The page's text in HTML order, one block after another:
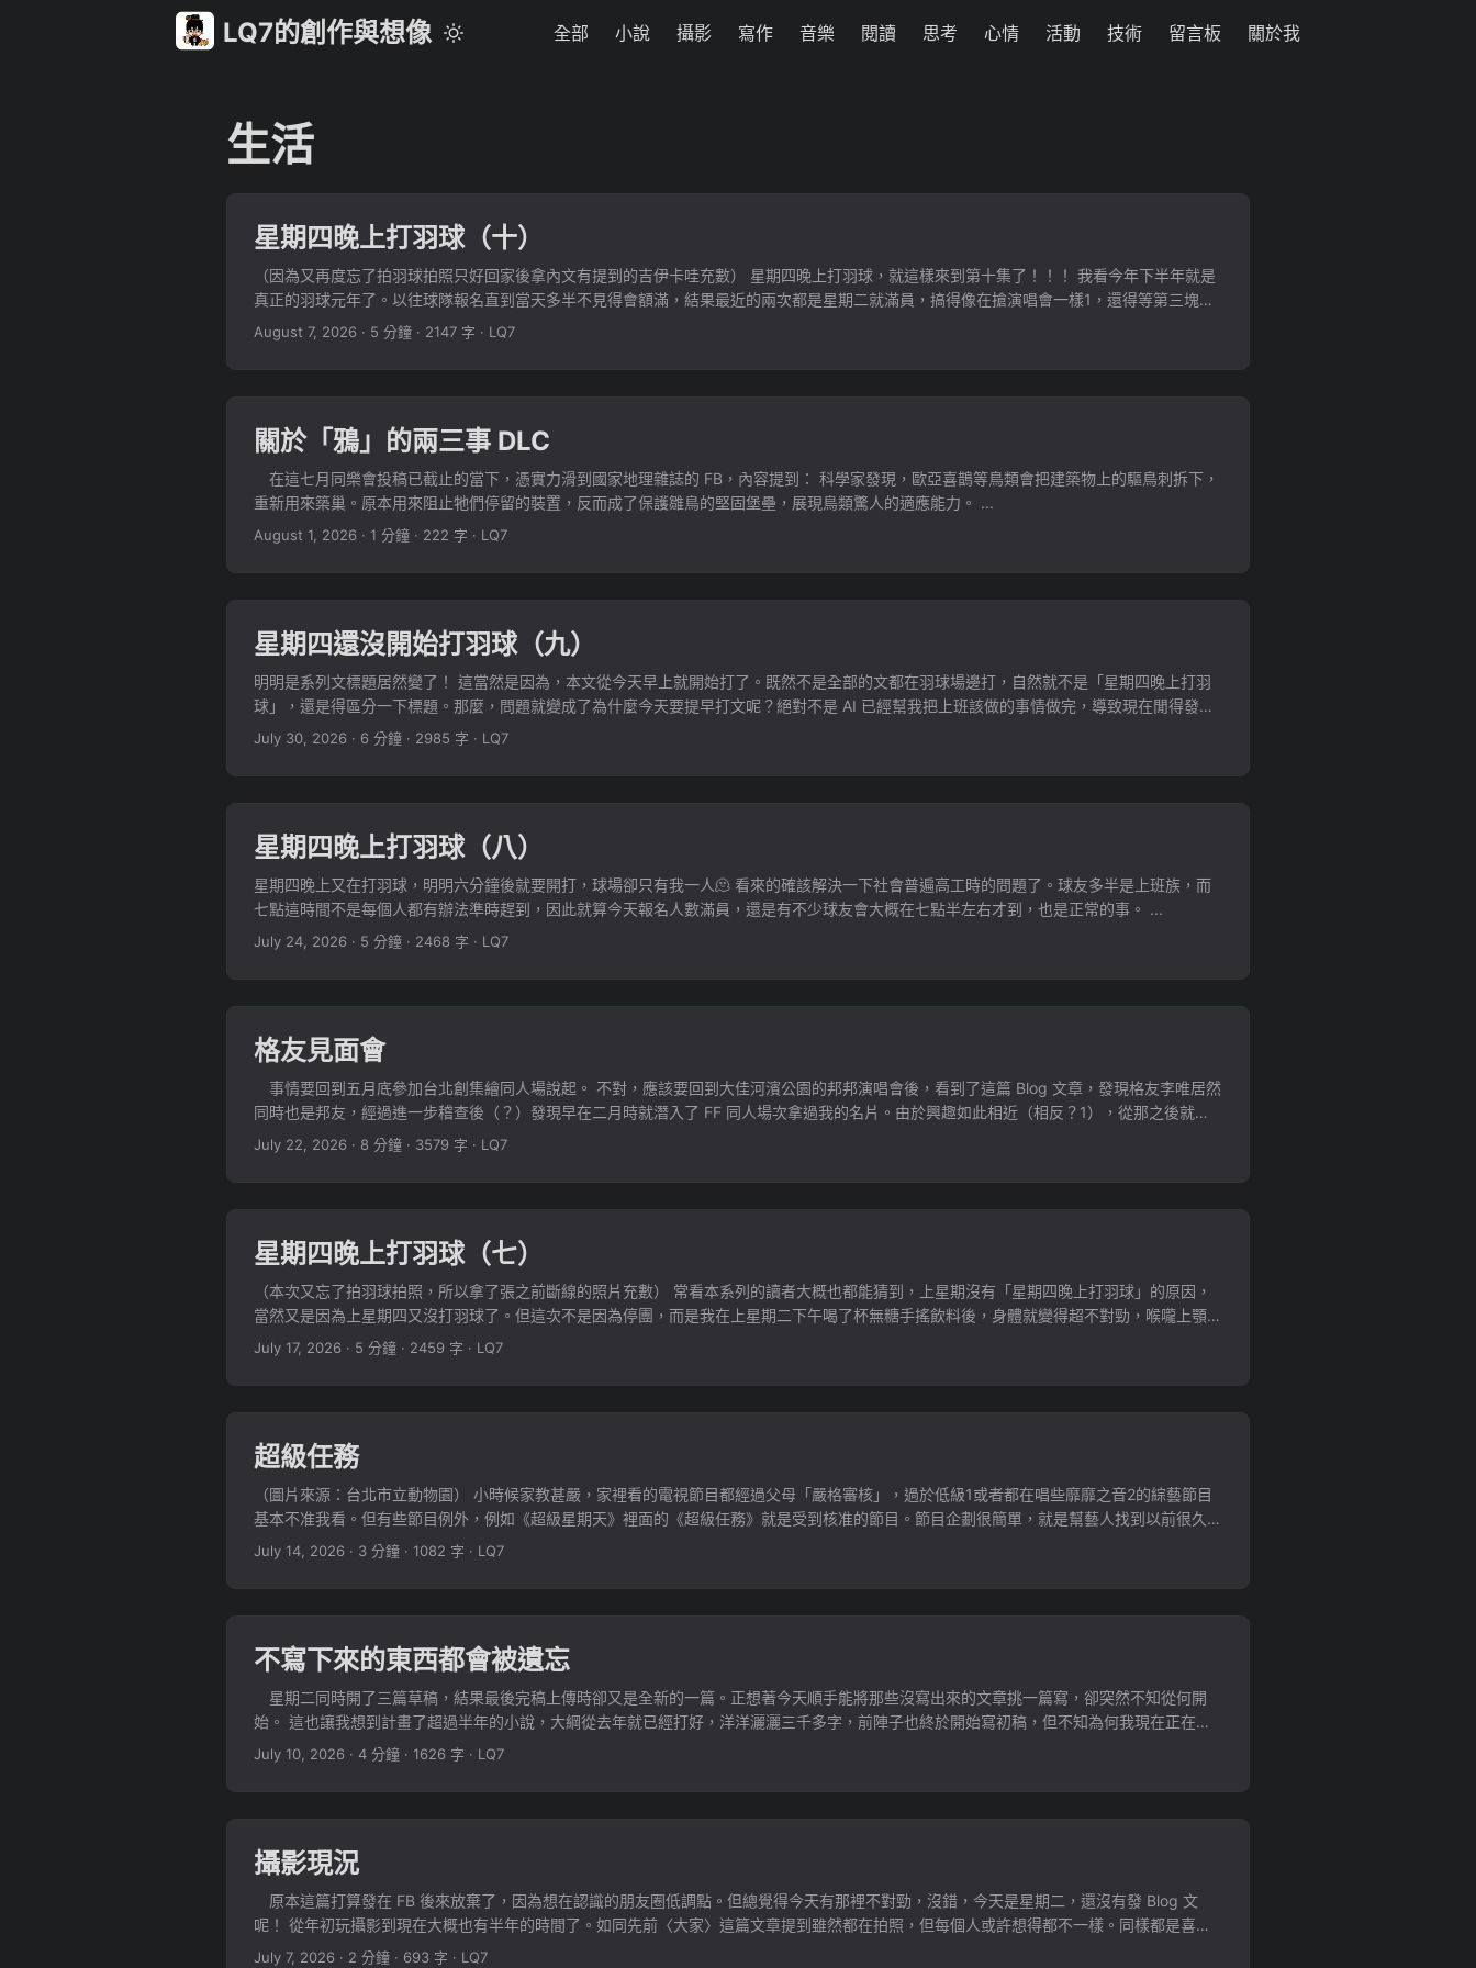
LQ7的創作與想像 全部 小說 攝影 寫作 音樂 閱讀 思考 心情 活動 技術 留言板 關於我
生活
星期四晚上打羽球（十）
（因為又再度忘了拍羽球拍照只好回家後拿內文有提到的吉伊卡哇充數） 星期四晚上打羽球，就這樣來到第十集了！！！ 我看今年下半年就是
真正的羽球元年了。以往球隊報名直到當天多半不見得會額滿，結果最近的兩次都是星期二就滿員，搞得像在搶演唱會一樣1，還得等第三塊場
到底能否加開，才能滿足各方來打球的民眾。 ...
August 7, 2026 · 5 分鐘 · 2147 字 · LQ7
關於「鴉」的兩三事 DLC
在這七月同樂會投稿已截止的當下，憑實力滑到國家地理雜誌的 FB，內容提到： 科學家發現，歐亞喜鵲等鳥類會把建築物上的驅鳥刺拆下，
重新用來築巢。原本用來阻止牠們停留的裝置，反而成了保護雛鳥的堅固堡壘，展現鳥類驚人的適應能力。 ...
August 1, 2026 · 1 分鐘 · 222 字 · LQ7
星期四還沒開始打羽球（九）
明明是系列文標題居然變了！ 這當然是因為，本文從今天早上就開始打了。既然不是全部的文都在羽球場邊打，自然就不是「星期四晚上打羽
球」，還是得區分一下標題。那麼，問題就變成了為什麼今天要提早打文呢？絕對不是 AI 已經幫我把上班該做的事情做完，導致現在閒得發
慌……（公司同事應該再怎樣都看不到我的 Blog 吧？） ...
July 30, 2026 · 6 分鐘 · 2985 字 · LQ7
星期四晚上打羽球（八）
星期四晚上又在打羽球，明明六分鐘後就要開打，球場卻只有我一人🫠 看來的確該解決一下社會普遍高工時的問題了。球友多半是上班族，而
七點這時間不是每個人都有辦法準時趕到，因此就算今天報名人數滿員，還是有不少球友會大概在七點半左右才到，也是正常的事。 ...
July 24, 2026 · 5 分鐘 · 2468 字 · LQ7
格友見面會
事情要回到五月底參加台北創集繪同人場說起。 不對，應該要回到大佳河濱公園的邦邦演唱會後，看到了這篇 Blog 文章，發現格友李唯居然
同時也是邦友，經過進一步稽查後（？）發現早在二月時就潛入了 FF 同人場次拿過我的名片。由於興趣如此相近（相反？1），從那之後就在
對方的 Blog 留言板偶爾留個言保持聯繫。直到五月中，在李唯的留言板和他介紹了五月底在花博的創集繪同人場，表示裡面有許多女同有趣的
July 22, 2026 · 8 分鐘 · 3579 字 · LQ7
星期四晚上打羽球（七）
（本次又忘了拍羽球拍照，所以拿了張之前斷線的照片充數） 常看本系列的讀者大概也都能猜到，上星期沒有「星期四晚上打羽球」的原因，
當然又是因為上星期四又沒打羽球了。但這次不是因為停團，而是我在上星期二下午喝了杯無糖手搖飲料後，身體就變得超不對勁，喉嚨上顎腫
腫的，根據多年經驗完全就是個感冒前兆（飲料中毒？！）。 ...
July 17, 2026 · 5 分鐘 · 2459 字 · LQ7
超級任務
（圖片來源：台北市立動物園） 小時候家教甚嚴，家裡看的電視節目都經過父母「嚴格審核」，過於低級1或者都在唱些靡靡之音2的綜藝節目
基本不准我看。但有些節目例外，例如《超級星期天》裡面的《超級任務》就是受到核准的節目。節目企劃很簡單，就是幫藝人找到以前很久沒
見卻想見到的人。比如說像下面這集，就是 Selina 想要找國小暗戀的男生： ...
July 14, 2026 · 3 分鐘 · 1082 字 · LQ7
不寫下來的東西都會被遺忘
星期二同時開了三篇草稿，結果最後完稿上傳時卻又是全新的一篇。正想著今天順手能將那些沒寫出來的文章挑一篇寫，卻突然不知從何開
始。 這也讓我想到計畫了超過半年的小說，大綱從去年就已經打好，洋洋灑灑三千多字，前陣子也終於開始寫初稿，但不知為何我現在正在認
真考慮，或許今年還是算了。 ...
July 10, 2026 · 4 分鐘 · 1626 字 · LQ7
攝影現況
原本這篇打算發在 FB 後來放棄了，因為想在認識的朋友圈低調點。但總覺得今天有那裡不對勁，沒錯，今天是星期二，還沒有發 Blog 文
呢！ 從年初玩攝影到現在大概也有半年的時間了。如同先前〈大家〉這篇文章提到雖然都在拍照，但每個人或許想得都不一樣。同樣都是喜歡
車子的人，有人享受的是車子的改裝性能，有人單純喜歡開車兜風，而有人立志成為賽車手。 ...
July 7, 2026 · 2 分鐘 · 693 字 · LQ7